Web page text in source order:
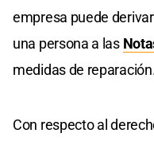
empresa puede
una persona a las
medidas de
Con respecto al